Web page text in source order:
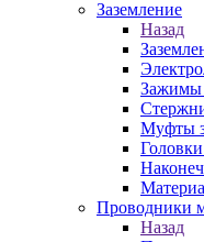
Заземление
Назад
Зажимы
Муфты
Проводники
Назад